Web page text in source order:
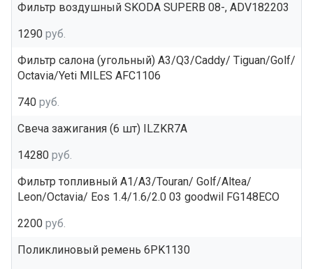
Фильтр воздушный SKODA SUPERB 08-, ADV182203
1290 руб.
Фильтр салона (угольный) A3/Q3/Caddy/ Tiguan/Golf/
Octavia/Yeti MILES AFC1106
740 руб.
Свеча зажигания (6 шт) ILZKR7A
14280 руб.
Фильтр топливный A1/A3/Touran/ Golf/Altea/
Leon/Octavia/ Eos 1.4/1.6/2.0 03 goodwil FG148ECO
2200 руб.
Поликлиновый ремень 6PK1130